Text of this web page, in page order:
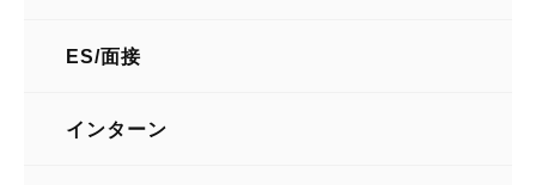
ES/面接
インターン